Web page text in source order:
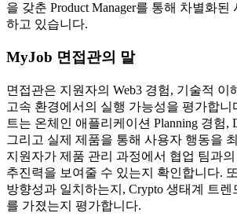
을 갖춘 Product Manager를 통해 차별화된
하고 있습니다.
MyJob 면접관의 말
면접관은 지원자의 Web3 경험, 기술적 이
고속 환경에서의 실행 가능성을 평가합니
트는 온체인 애플리케이션 Planning 경험,
그리고 실제 제품을 통해 사용자 행동을
지원자가 제품 관리 과정에서 협업 팀과
추진력을 보여줄 수 있는지 확인합니다.
방향성과 일치하는지, Crypto 생태계 트렌
를 가졌는지 평가합니다.